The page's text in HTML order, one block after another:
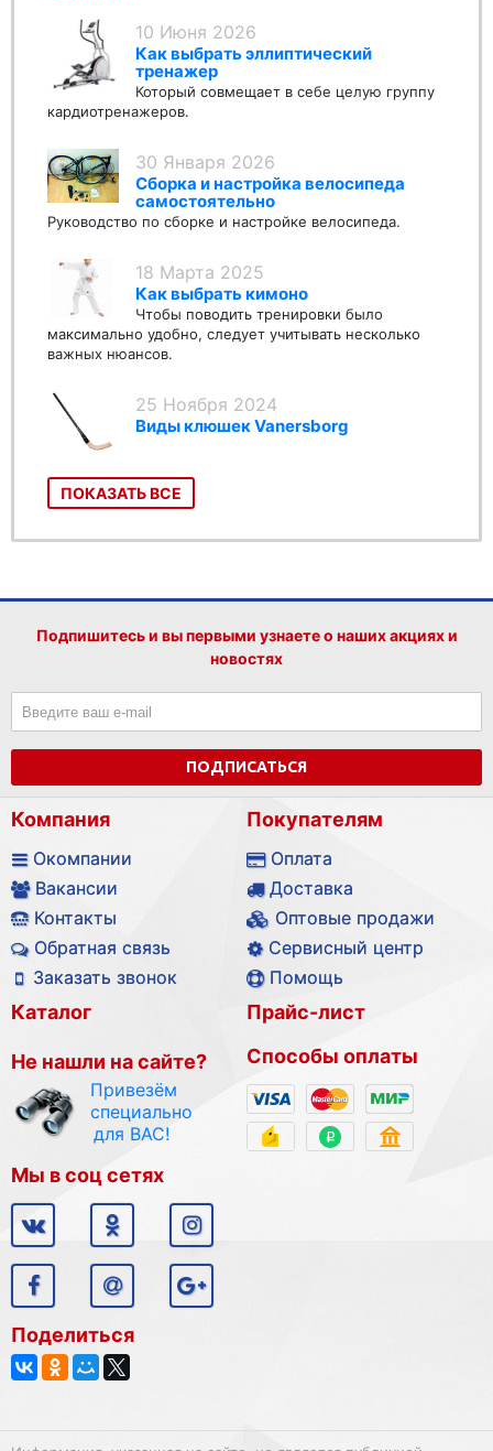
10 Июня 2026
Как выбрать эллиптический
тренажер
Который совмещает в себе целую группу
кардиотренажеров.
30 Января 2026
Сборка и настройка велосипеда
самостоятельно
Руководство по сборке и настройке велосипеда.
18 Марта 2025
Как выбрать кимоно
Чтобы поводить тренировки было
максимально удобно, следует учитывать несколько
важных нюансов.
25 Ноября 2024
Виды клюшек Vanersborg
ПОКАЗАТЬ ВСЕ
Подпишитесь и вы первыми узнаете о наших акциях и
новостях
ПОДПИСАТЬСЯ
Компания
Окомпании
Вакансии
Контакты
Обратная связь
Заказать звонок
Покупателям
Оплата
Доставка
Оптовые продажи
Сервисный центр
Помощь
Каталог
Не нашли на сайте?
Привезём
специально
для ВАС!
Прайс-лист
Способы оплаты
Мы в соц сетях
Поделиться